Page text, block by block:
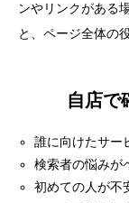
ンやリンクがある
と、ページ全体の
自店で
誰に向けたサー
検索者の悩みが
初めての人が不